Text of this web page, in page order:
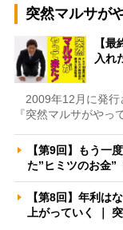
突然マルサが
【
入れ
2009年12月に発行
『突然マルサがやっ
【第9回】もう一
た”ヒミツのお金
【第8回】年利は
上がっていく ｜